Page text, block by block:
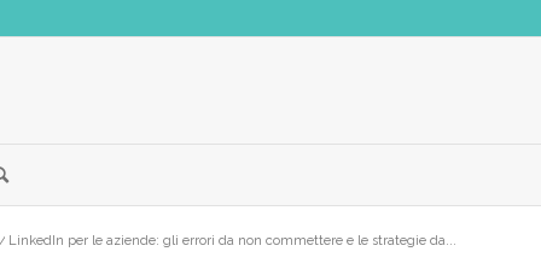
/ LinkedIn per le aziende: gli errori da non commettere e le strategie da...